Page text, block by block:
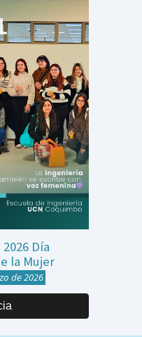
Día
la Mujer
de 2026